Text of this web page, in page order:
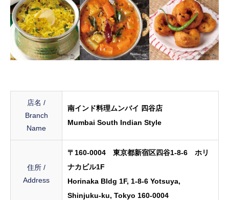
店名 /
Branch
Name
南インド料理ムンバイ 四谷店
Mumbai South Indian Style
住所 /
Address
〒160-0004 東京都新宿区四谷1-8-6 ホリ
ナカビル1F
Horinaka Bldg 1F, 1-8-6 Yotsuya,
Shinjuku-ku, Tokyo 160-0004